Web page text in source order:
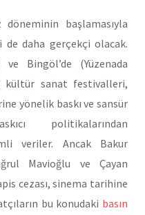
döneminin başlamasıyla
daha gerçekçi olacak.
ve Bingöl’de (Yüzenada
kültür sanat festivalleri,
yönelik baskı ve sansür
politikalarından
veriler. Ancak Bakur
Mavioğlu ve Çayan
cezası, sinema tarihine
bu konudaki basın